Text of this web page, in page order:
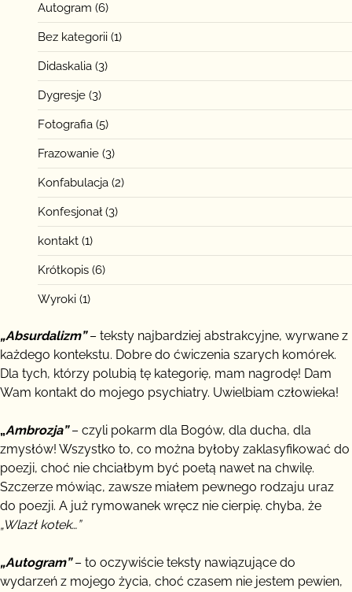
Autogram (6)
Bez kategorii (1)
Didaskalia (3)
Dygresje (3)
Fotografia (5)
Frazowanie (3)
Konfabulacja (2)
Konfesjonał(3)
kontakt (1)
Krótkopis (6)
Wyroki (1)
„Absurdalizm”– teksty najbardziej abstrakcyjne, wyrwane z
każdego kontekstu. Dobre do ćwiczenia szarych komórek.
Dla tych, którzy polubią tę kategorię, mam nagrodę! Dam
Wam kontakt do mojego psychiatry. Uwielbiam człowieka!
„Ambrozja”– czyli pokarm dla Bogów, dla ducha, dla
zmysłów! Wszystko to, co można byłoby zaklasyfikować do
poezji, choć nie chciałbym być poetą nawet na chwilę.
Szczerze mówiąc, zawsze miałem pewnego rodzaju uraz
do poezji. A już rymowanek wręcz nie cierpię. chyba, że
„Wlazł kotek…”
„Autogram”– to oczywiście teksty nawiązujące do
wydarzeń z mojego życia, choć czasem nie jestem pewien,